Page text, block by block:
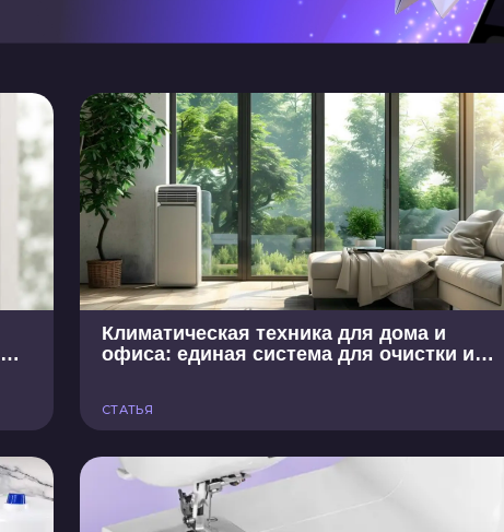
Климатическая техника для дома и
офиса: единая система для очистки и
СТАТЬЯ